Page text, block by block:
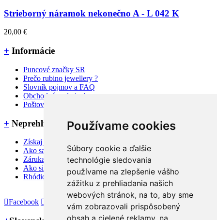
Používame cookies
Súbory cookie a ďalšie
technológie sledovania
používame na zlepšenie vášho
zážitku z prehliadania našich
webových stránok, na to, aby sme
vám zobrazovali prispôsobený
obsah a cielené reklamy, na
Strieborný náramok nekonečno A - L 042 K
20,00 €
+ Informácie
Puncové značky SR
Prečo rubino jewellery ?
Slovník pojmov a FAQ
Obchodné podmienky
Poštovné, dodanie a platba
+ Neprehliadnite
Získaj 3% zľavu na nákup
Ako sa starať o šperky
Záruka a reklamačné podmienky
Ako si zmerať veľkosť prsteňa
Rhódiovaný šperk
Facebook Instagram